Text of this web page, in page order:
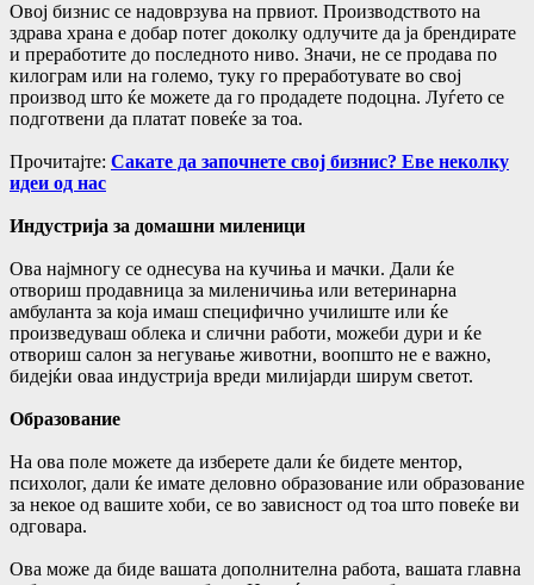
Овој бизнис се надоврзува на првиот. Производството на
здрава храна е добар потег доколку одлучите да ја брендирате
и преработите до последното ниво. Значи, не се продава по
килограм или на големо, туку го преработувате во свој
производ што ќе можете да го продадете подоцна. Луѓето се
подготвени да платат повеќе за тоа.
Прочитајте: Сакате да започнете свој бизнис? Еве неколку
идеи од нас
Индустрија за домашни миленици
Ова најмногу се однесува на кучиња и мачки. Дали ќе
отвориш продавница за миленичиња или ветеринарна
амбуланта за која имаш специфично училиште или ќе
произведуваш облека и слични работи, можеби дури и ќе
отвориш салон за негување животни, воопшто не е важно,
бидејќи оваа индустрија вреди милијарди ширум светот.
Образование
На ова поле можете да изберете дали ќе бидете ментор,
психолог, дали ќе имате деловно образование или образование
за некое од вашите хоби, се во зависност од тоа што повеќе ви
одговара.
Ова може да биде вашата дополнителна работа, вашата главна